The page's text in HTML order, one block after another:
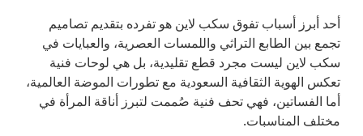
أحد أبرز أسباب تفوق سكب لاين هو تفرده بتقديم تصاميم
تجمع بين الطابع التراثي واللمسات العصرية، والعبايات في
سكب لاين ليست مجرد قطع تقليدية، بل هي لوحات فنية
تعكس الهوية الثقافية السعودية مع تطورات الموضة العالمية،
أما الفساتين، فهي تحف فنية صُممت لتبرز أناقة المرأة في
مختلف المناسبات.